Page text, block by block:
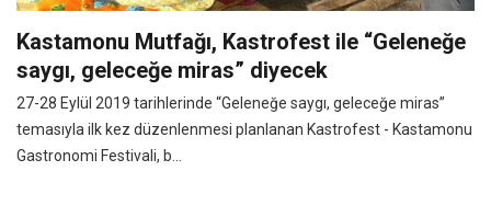
Kastamonu Mutfağı, Kastrofest ile “Geleneğe
saygı, geleceğe miras” diyecek
27-28 Eylül 2019 tarihlerinde “Geleneğe saygı, geleceğe miras”
temasıyla ilk kez düzenlenmesi planlanan Kastrofest - Kastamonu
Gastronomi Festivali, b...